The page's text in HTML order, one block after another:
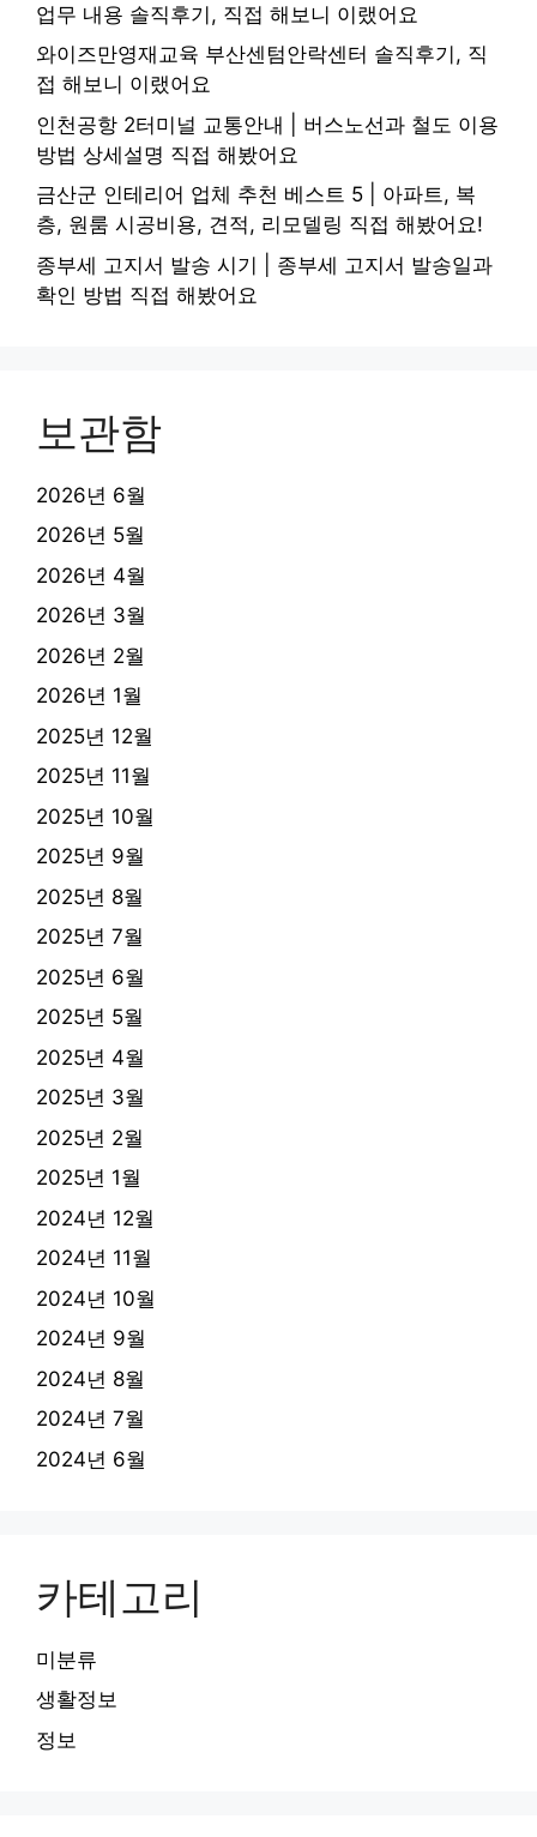
업무 내용 솔직후기, 직접 해보니 이랬어요
와이즈만영재교육 부산센텀안락센터 솔직후기, 직
접 해보니 이랬어요
인천공항 2터미널 교통안내 | 버스노선과 철도 이용
방법 상세설명 직접 해봤어요
금산군 인테리어 업체 추천 베스트 5 | 아파트, 복
층, 원룸 시공비용, 견적, 리모델링 직접 해봤어요!
종부세 고지서 발송 시기 | 종부세 고지서 발송일과
확인 방법 직접 해봤어요
보관함
2026년 6월
2026년 5월
2026년 4월
2026년 3월
2026년 2월
2026년 1월
2025년 12월
2025년 11월
2025년 10월
2025년 9월
2025년 8월
2025년 7월
2025년 6월
2025년 5월
2025년 4월
2025년 3월
2025년 2월
2025년 1월
2024년 12월
2024년 11월
2024년 10월
2024년 9월
2024년 8월
2024년 7월
2024년 6월
카테고리
미분류
생활정보
정보